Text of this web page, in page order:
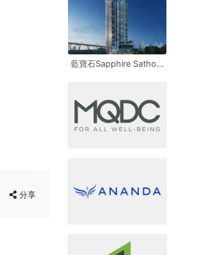
分享
藍寶石Sapphire Sathorn Rama 3
藍寶石Sapphire Sathorn Rama 3
藍寶石Sapphire Sathorn Rama 3